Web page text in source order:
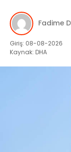
Fadime
Giriş: 08-08-2026
Kaynak: DHA